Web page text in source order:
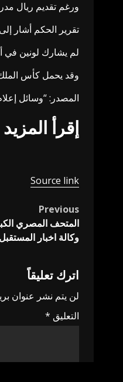
ورغم تقديم ريال
تقرير الحكم أشار
لم يشارك لونين في
وقد يحمل كأس الملك
المصدر: “وسائل
إقرأ المزيد
Source link
Post
navigation
Previous
المتحف المصري
وكالة اخبار المستقبل
اترك تعليقاً
لن يتم نشر عنوان
التعليق *